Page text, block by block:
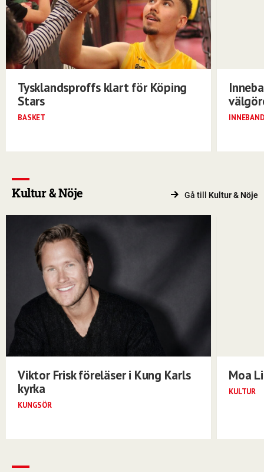
Tysklandsproffs klart för Köping
Stars
BASKET
Kultur & Nöje Gå till Kultur & Nöje
Viktor Frisk föreläser i Kung Karls
kyrka
KUNGSÖR
Moa
KULTUR